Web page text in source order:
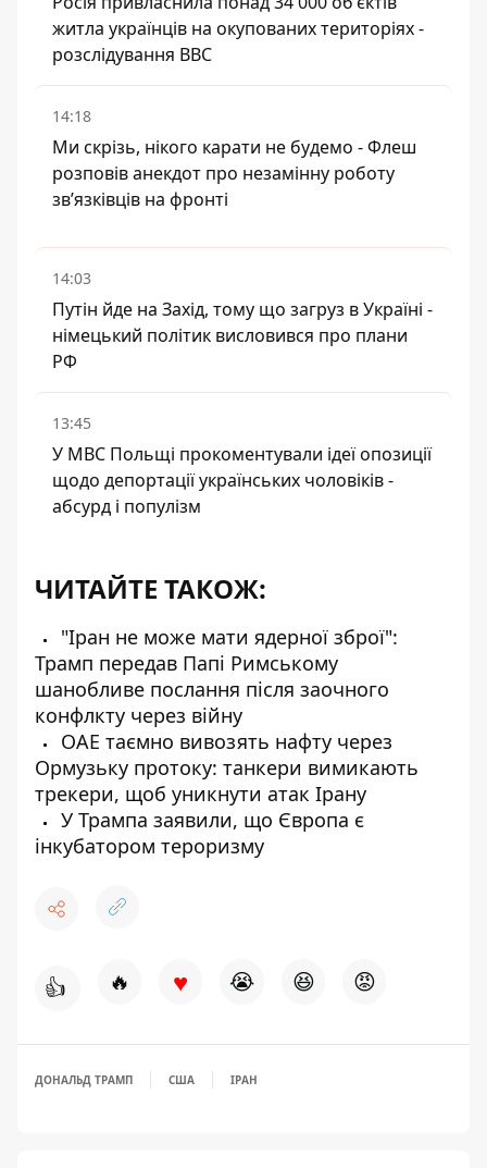
житла українців на окупованих територіях -
розслідування BBC
14:18
Ми скрізь, нікого карати не будемо - Флеш
розповів анекдот про незамінну роботу
зв’язківців на фронті
14:03
Путін йде на Захід, тому що загруз в Україні -
німецький політик висловився про плани
РФ
13:45
У МВС Польщі прокоментували ідеї опозиції
щодо депортації українських чоловіків -
абсурд і популізм
ЧИТАЙТЕ ТАКОЖ:
"Іран не може мати ядерної зброї":
Трамп передав Папі Римському
шанобливе послання після заочного
конфлкту через війну
ОАЕ таємно вивозять нафту через
Ормузьку протоку: танкери вимикають
трекери, щоб уникнути атак Ірану
У Трампа заявили, що Європа є
інкубатором тероризму
👍 🔥 ♥ 😭 😆 😡
ДОНАЛЬД ТРАМП США ІРАН